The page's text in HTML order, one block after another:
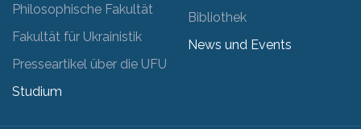
Philosophische Fakultät
Fakultät für Ukrainistik
Presseartikel über die UFU
Studium
Bibliothek
News und Events